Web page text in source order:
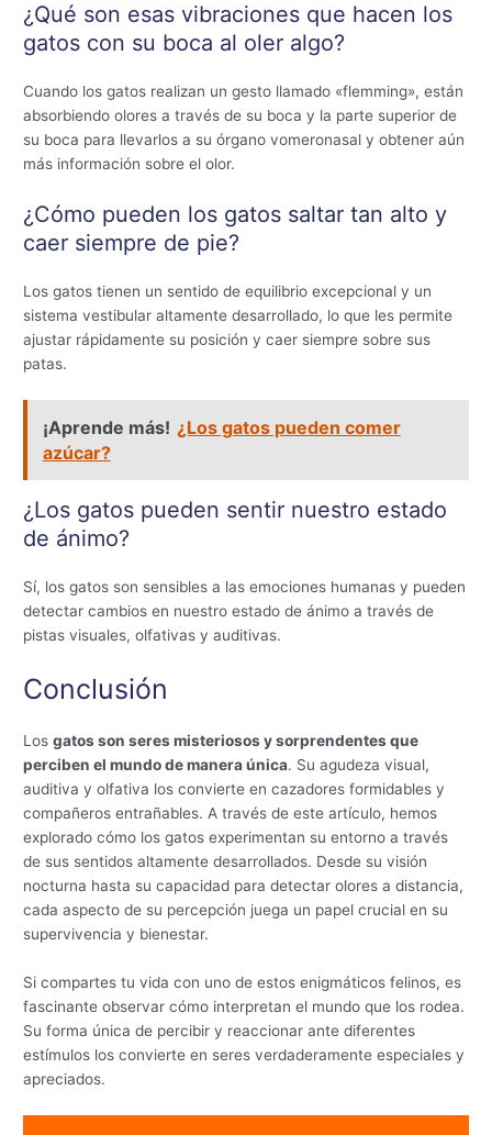
¿Qué son esas vibraciones que hacen los
gatos con su boca al oler algo?
Cuando los gatos realizan un gesto llamado «flemming», están
absorbiendo olores a través de su boca y la parte superior de
su boca para llevarlos a su órgano vomeronasal y obtener aún
más información sobre el olor.
¿Cómo pueden los gatos saltar tan alto y
caer siempre de pie?
Los gatos tienen un sentido de equilibrio excepcional y un
sistema vestibular altamente desarrollado, lo que les permite
ajustar rápidamente su posición y caer siempre sobre sus
patas.
¡Aprende más! ¿Los gatos pueden comer
azúcar?
¿Los gatos pueden sentir nuestro estado
de ánimo?
Sí, los gatos son sensibles a las emociones humanas y pueden
detectar cambios en nuestro estado de ánimo a través de
pistas visuales, olfativas y auditivas.
Conclusión
Losgatos son seres misteriosos y sorprendentes que
perciben el mundo de manera única. Su agudeza visual,
auditiva y olfativa los convierte en cazadores formidables y
compañeros entrañables. A través de este artículo, hemos
explorado cómo los gatos experimentan su entorno a través
de sus sentidos altamente desarrollados. Desde su visión
nocturna hasta su capacidad para detectar olores a distancia,
cada aspecto de su percepción juega un papel crucial en su
supervivencia y bienestar.
Si compartes tu vida con uno de estos enigmáticos felinos, es
fascinante observar cómo interpretan el mundo que los rodea.
Su forma única de percibir y reaccionar ante diferentes
estímulos los convierte en seres verdaderamente especiales y
apreciados.